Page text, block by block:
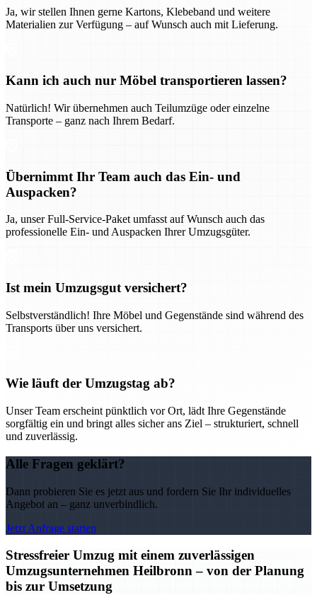
Ja, wir stellen Ihnen gerne Kartons, Klebeband und weitere
Materialien zur Verfügung – auf Wunsch auch mit Lieferung.
Kann ich auch nur Möbel transportieren lassen?
Natürlich! Wir übernehmen auch Teilumzüge oder einzelne
Transporte – ganz nach Ihrem Bedarf.
Übernimmt Ihr Team auch das Ein- und
Auspacken?
Ja, unser Full-Service-Paket umfasst auf Wunsch auch das
professionelle Ein- und Auspacken Ihrer Umzugsgüter.
Ist mein Umzugsgut versichert?
Selbstverständlich! Ihre Möbel und Gegenstände sind während des
Transports über uns versichert.
Wie läuft der Umzugstag ab?
Unser Team erscheint pünktlich vor Ort, lädt Ihre Gegenstände
sorgfältig ein und bringt alles sicher ans Ziel – strukturiert, schnell
und zuverlässig.
Alle Fragen geklärt?
Dann probieren Sie es jetzt aus und fordern Sie Ihr individuelles
Angebot an – ganz unverbindlich.
Jetzt Anfrage starten
Stressfreier Umzug mit einem zuverlässigen
Umzugsunternehmen Heilbronn – von der Planung
bis zur Umsetzung